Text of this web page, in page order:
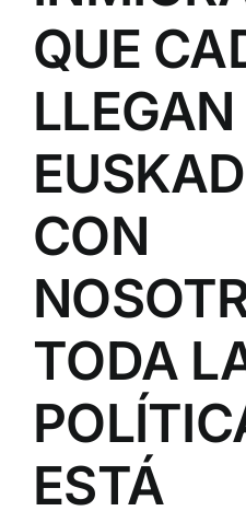
QUE
CON
TODA
ESTÁ